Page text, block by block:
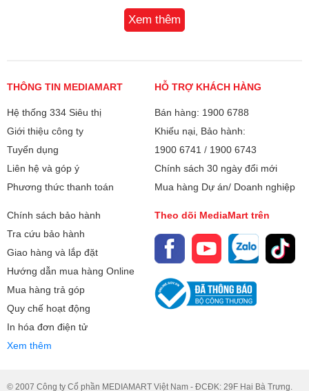
hiệu quả. Công nghệ này có khả năng xác định các đối
tượng trong cảnh quay chuyển động nhanh, tính toán
chuyển động theo tốc độ làm mới, từ đó giúp cho cảnh quay
hiển thị mượt mà, hạn chế mờ hình, vỡ hình hiệu quả.
- AI-HDR: Công nghệ AI-HDR giúp hệ thống giải mã nhiều
nội dung HDR, tối ưu độ sáng tối, màu sắc để các cảnh
phim hiện ra có chất lượng tuyệt hảo.
lệ tương phản của hình ảnh trong những tình huống khác
nhau như tối, sáng để mô phỏng lại các khung hình một
cách giống với thực tế.
5.0
Cổng AV: Cổng Composite
Cổng HDMI:
Cổng USB: 1 cổng
Cổng xuất âm
1 cổng 3.5 mm, 1 cổng Optical (Digital
Hệ điều hành, giao
diện:
Google TV
Các ứng dụng sẵn
có:
FPT Play
Web Browser
Xem thêm
THÔNG TIN MEDIAMART
Hệ thống 334 Siêu thị
Giới thiệu công ty
Tuyển dụng
Liên hệ và góp ý
Phương thức thanh toán
HỖ TRỢ KHÁCH HÀNG
Bán hàng: 1900 6788
Khiếu nại, Bảo hành:
1900 6741 / 1900 6743
Chính sách 30 ngày đổi mới
Mua hàng Dự án/ Doanh nghiệp
Chính sách bảo hành
Tra cứu bảo hành
Giao hàng và lắp đặt
Hướng dẫn mua hàng Online
Mua hàng trả góp
Quy chế hoạt động
In hóa đơn điện tử
Xem thêm
Theo dõi MediaMart trên
© 2007 Công ty Cổ phần MEDIAMART Việt Nam - ĐCĐK: 29F Hai Bà Trưng.